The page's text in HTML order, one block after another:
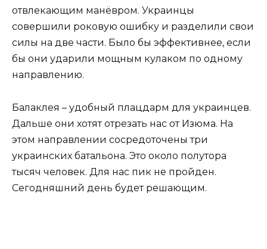
отвлекающим манёвром. Украинцы
совершили роковую ошибку и разделили свои
силы на две части. Было бы эффективнее, если
бы они ударили мощным кулаком по одному
направлению.
Балаклея – удобный плацдарм для украинцев.
Дальше они хотят отрезать нас от Изюма. На
этом направлении сосредоточены три
украинских батальона. Это около полутора
тысяч человек. Для нас пик не пройден.
Сегодняшний день будет решающим.